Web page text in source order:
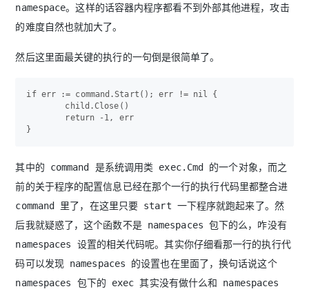
namespace。这样的话容器内程序都看不到外部其他进程，攻击
的难度自然也就加大了。
然后这里面最关键的执行的一句倒是很简单了。
if err := command.Start(); err != nil {
其中的 command 是系统调用类 exec.Cmd 的一个对象，而之
前的关于程序的配置信息已经在那个一行的执行代码里都整合进
command 里了，在这里只要 start 一下程序就跑起来了。然
后我就疑惑了，这个函数不是 namespaces 包下的么，咋没有
namespaces 设置的相关代码呢。其实你仔细看那一行的执行代
码可以发现 namespaces 的设置也在里面了，换句话说这个
namespaces 包下的 exec 其实没有做什么和 namespaces